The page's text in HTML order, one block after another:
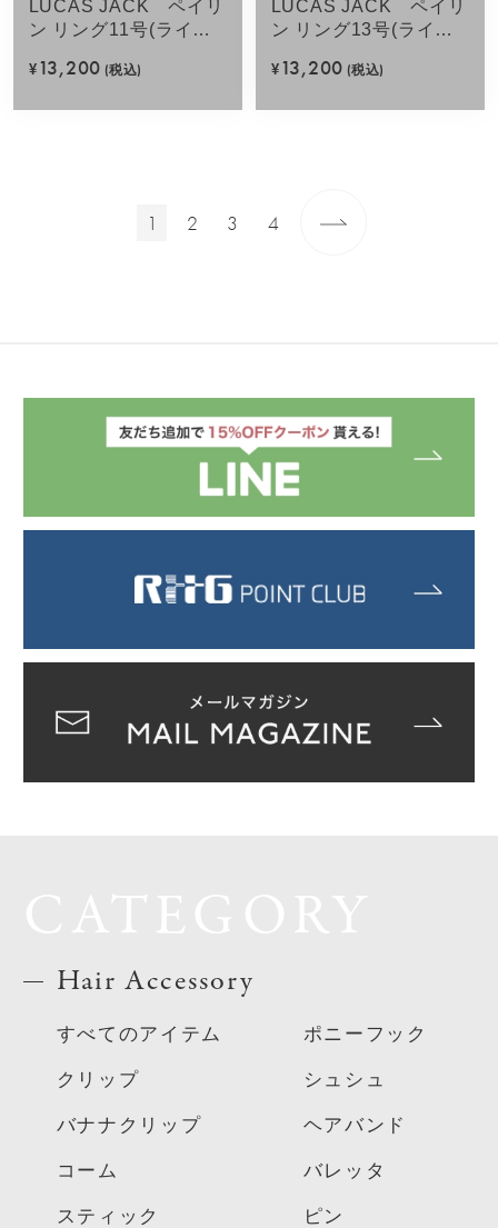
LUCAS JACK ペイリ
ン リング11号(ライト
¥ 13,200 (税込)
LUCAS JACK ペイリ
ン リング13号(ライト
¥ 13,200 (税込)
1 2 3 4
Hair Accessory
すべてのアイテム
クリップ
バナナクリップ
コーム
スティック
ポニーフック
シュシュ
ヘアバンド
バレッタ
ピン